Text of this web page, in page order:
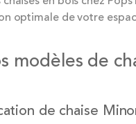
optimale de votre
modèles de
de chaise